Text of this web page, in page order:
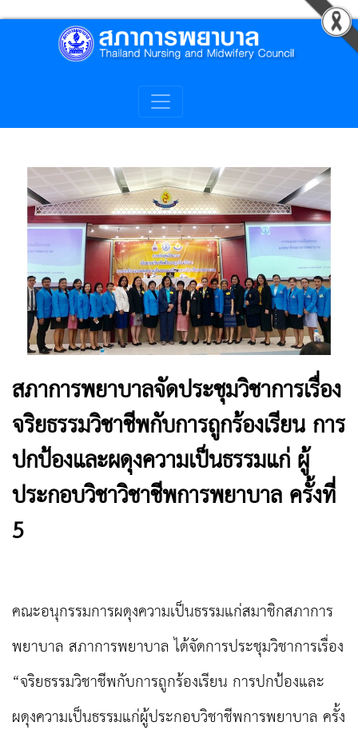
สภาการพยาบาลจัดประชุมวิชาการเรื่อง
จริยธรรมวิชาชีพกับการถูกร้องเรียน การ
ปกป้องและผดุงความเป็นธรรมแก่ ผู้
ประกอบวิชาวิชาชีพการพยาบาล ครั้งที่
5
คณะอนุกรรมการผดุงความเป็นธรรมแก่สมาชิกสภาการ
พยาบาล สภาการพยาบาล ได้จัดการประชุมวิชาการเรื่อง
“จริยธรรมวิชาชีพกับการถูกร้องเรียน การปกป้องและ
ผดุงความเป็นธรรมแก่ผู้ประกอบวิชาชีพการพยาบาล ครั้ง